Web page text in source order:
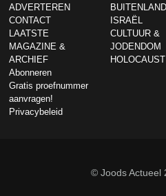
ADVERTEREN
CONTACT
LAATSTE
MAGAZINE &
ARCHIEF
Abonneren
Gratis proefnummer
aanvragen!
Privacybeleid
BUITENLAND
ISRAËL
CULTUUR &
JODENDOM
HOLOCAUST
© Joods Actueel